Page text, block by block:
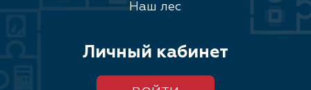
Наш лес
Личный кабинет